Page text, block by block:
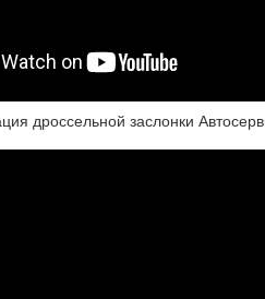
дроссельной заслонки